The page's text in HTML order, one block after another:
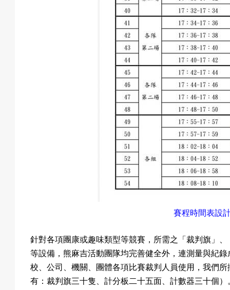
賽程時間表設
針對各項團康或趣味類型等競賽，所需之 「裁判旗」
等設備，熊麻吉活動團隊均完善健全外，連測量與紀錄
校 、公司 、機關 、團體各項比賽裁判人員使用，我們所
有 ：裁判旗三十隻、計分板二十五面 、計數器三十個）